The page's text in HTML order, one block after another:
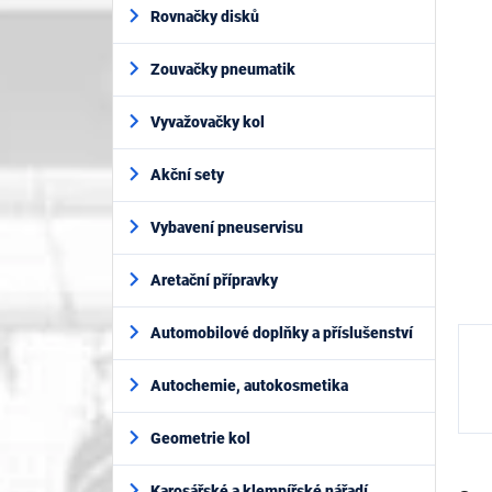
í
e
Rovnačky disků
Zouvačky pneumatik
Vyvažovačky kol
Akční sety
Vybavení pneuservisu
Aretační přípravky
Automobilové doplňky a příslušenství
Autochemie, autokosmetika
Geometrie kol